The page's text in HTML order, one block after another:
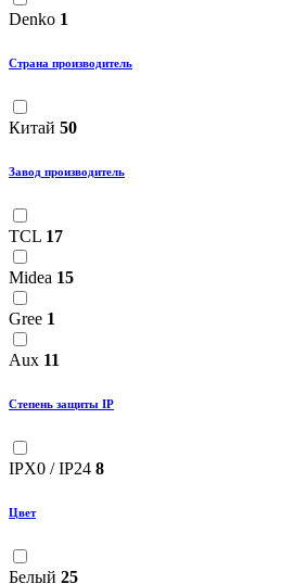
Denko 1
Страна производитель
Китай 50
Завод производитель
TCL 17
Midea 15
Gree 1
Aux 11
Степень защиты IP
IPX0 / IP24 8
Цвет
Белый 25